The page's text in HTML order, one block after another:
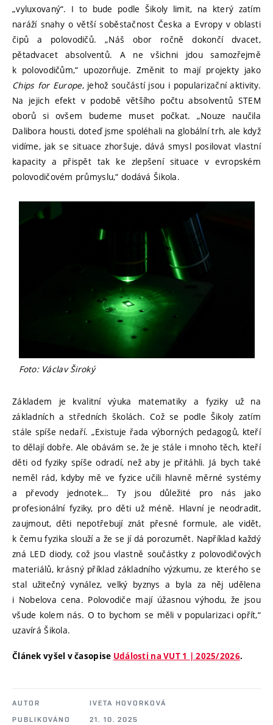
„vyluxovaný“. I to bude podle Šikoly limit, na který zatím
naráží snahy o větší soběstačnost Česka a Evropy v oblasti
čipů a polovodičů. „Náš obor ročně dokončí dvacet,
pětadvacet absolventů. A ne všichni jdou samozřejmě
k polovodičům,“ upozorňuje. Změnit to mají projekty jako
Chips for Europe, jehož součástí jsou i popularizační aktivity.
Na jejich efekt v podobě většího počtu absolventů STEM
oborů si ovšem budeme muset počkat. „Nouze naučila
Dalibora housti, doteď jsme spoléhali na globální trh, ale když
vidíme, jak se situace zhoršuje, dává smysl posilovat vlastní
kapacity a přispět tak ke zlepšení situace v evropském
polovodičovém průmyslu,“ dodává Šikola.
Foto: Václav Široký
Základem je kvalitní výuka matematiky a fyziky už na
základních a středních školách. Což se podle Šikoly zatím
stále spíše nedaří. „Existuje řada výborných pedagogů, kteří
to dělají dobře. Ale obávám se, že je stále i mnoho těch, kteří
děti od fyziky spíše odradí, než aby je přitáhli. Já bych také
neměl rád, kdyby mě ve fyzice učili hlavně měrné systémy
a převody jednotek… Ty jsou důležité pro nás jako
profesionální fyziky, pro děti už méně. Hlavní je neodradit,
zaujmout, děti nepotřebují znát přesné formule, ale vidět,
k čemu fyzika slouží a že se jí dá porozumět. Například každý
zná LED diody, což jsou vlastně součástky z polovodičových
materiálů, krásný příklad základního výzkumu, ze kterého se
stal užitečný vynález, velký byznys a byla za něj udělena
i Nobelova cena. Polovodiče mají úžasnou výhodu, že jsou
všude kolem nás. O to bychom se měli v popularizaci opřít,“
uzavírá Šikola.
Článek vyšel v časopise Události na VUT 1 | 2025/2026.
AUTOR
IVETA HOVORKOVÁ
PUBLIKOVÁNO
21. 10. 2025